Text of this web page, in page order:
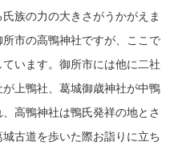
族の力の大きさがうかがえま
市の高鴨神社ですが、ここで
います。御所市には他に二社
上鴨社、葛城御歳神社が中鴨
高鴨神社は鴨氏発祥の地とさ
古道を歩いた際お詣りに立ち